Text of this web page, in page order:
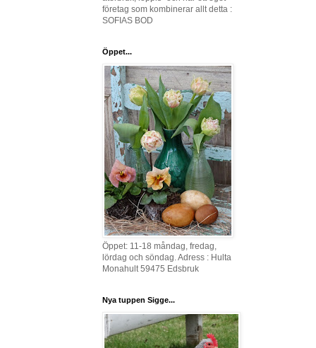
företag som kombinerar allt detta :
SOFIAS BOD
Öppet...
Öppet: 11-18 måndag, fredag,
lördag och söndag. Adress : Hulta
Monahult 59475 Edsbruk
Nya tuppen Sigge...